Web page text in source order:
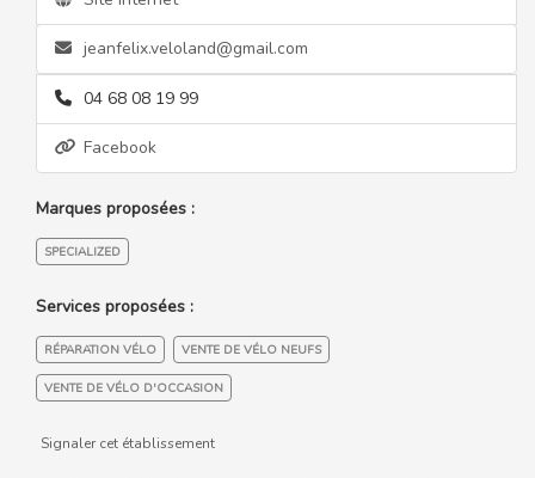
jeanfelix.veloland@gmail.com
04 68 08 19 99
Facebook
Marques proposées :
SPECIALIZED
Services proposées :
RÉPARATION VÉLO VENTE DE VÉLO NEUFS
VENTE DE VÉLO D'OCCASION
Signaler cet établissement